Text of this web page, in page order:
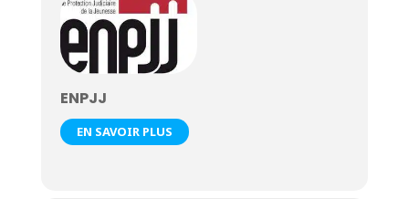
ENPJJ
EN SAVOIR PLUS